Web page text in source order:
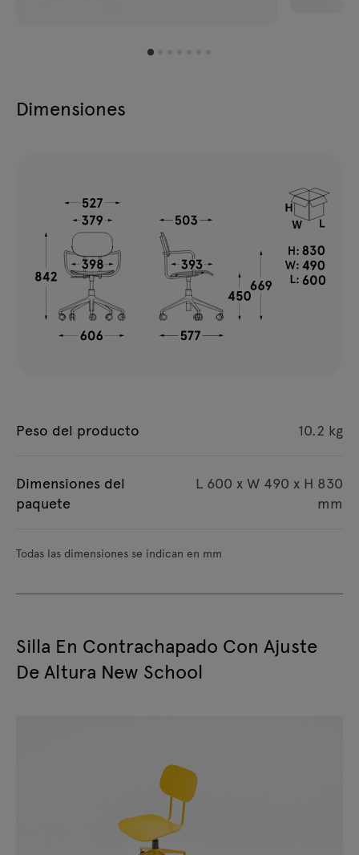
Dimensiones
Peso del producto 10.2 kg
Dimensiones del
paquete
L 600 x W 490 x H 830
mm
Todas las dimensiones se indican en mm
Silla En Contrachapado Con Ajuste
De Altura New School